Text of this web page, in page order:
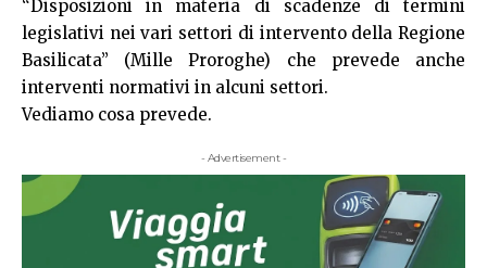
“Disposizioni in materia di scadenze di termini
legislativi nei vari settori di intervento della Regione
Basilicata” (Mille Proroghe) che prevede anche
interventi normativi in alcuni settori.
Vediamo cosa prevede.
- Advertisement -